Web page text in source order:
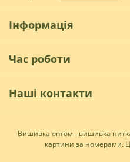
Інформація
Час роботи
Наші контакти
Вишивка оптом - вишивка
картини за номерами.